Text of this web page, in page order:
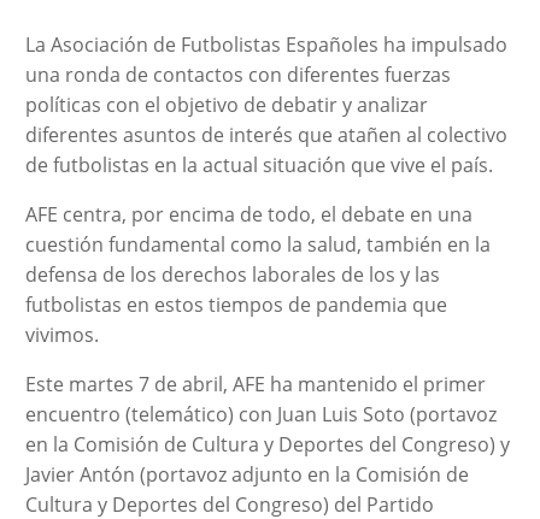
La Asociación de Futbolistas Españoles ha impulsado
una ronda de contactos con diferentes fuerzas
políticas con el objetivo de debatir y analizar
diferentes asuntos de interés que atañen al colectivo
de futbolistas en la actual situación que vive el país.
AFE centra, por encima de todo, el debate en una
cuestión fundamental como la salud, también en la
defensa de los derechos laborales de los y las
futbolistas en estos tiempos de pandemia que
vivimos.
Este martes 7 de abril, AFE ha mantenido el primer
encuentro (telemático) con Juan Luis Soto (portavoz
en la Comisión de Cultura y Deportes del Congreso) y
Javier Antón (portavoz adjunto en la Comisión de
Cultura y Deportes del Congreso) del Partido